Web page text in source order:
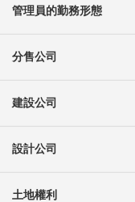
管理員的勤務形態
分售公司
建設公司
設計公司
土地權利